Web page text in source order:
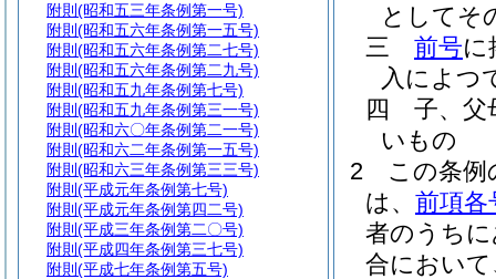
としてそ
三
前号に
入によつ
四
子、父
いもの
2
この条例
は、 前項各
者のうち
合におい
附則 (昭和五三年条例第一号)
附則 (昭和五六年条例第一五号)
附則 (昭和五六年条例第二七号)
附則 (昭和五六年条例第二九号)
附則 (昭和五九年条例第七号)
附則 (昭和五九年条例第三一号)
附則 (昭和六〇年条例第二一号)
附則 (昭和六二年条例第一五号)
附則 (昭和六三年条例第三三号)
附則 (平成元年条例第七号)
附則 (平成元年条例第四二号)
附則 (平成三年条例第二〇号)
附則 (平成四年条例第三七号)
附則 (平成七年条例第五号)